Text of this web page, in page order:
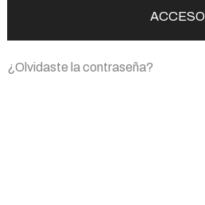
ACCESO
¿Olvidaste la contraseña?